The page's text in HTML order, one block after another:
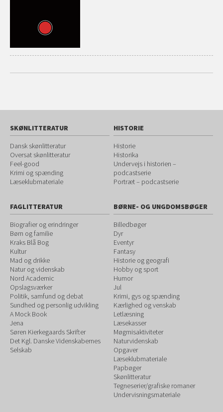
SKØNLITTERATUR
Dansk skønlitteratur
Oversat skønlitteratur
Feel-good
Krimi og spænding
Læseklubmateriale
HISTORIE
Historie
Historika
Undervejs i historien –
podcastserie
Portræt – podcastserie
FAGLITTERATUR
Biografier og erindringer
Børn og familie
Kraks Blå Bog
Kultur
Mad og drikke
Natur og videnskab
Nord Academic
Opslagsværker
Politik, samfund og debat
Sundhed og personlig udvikling
A Mock Book
Jena
Søren Kierkegaards Skrifter
Det Kgl. Danske Videnskabernes
Selskab
BØRNE- OG UNGDOMSBØGER
Billedbøger
Dyr
Eventyr
Fantasy
Historie og geografi
Hobby og sport
Humor
Jul
Krimi, gys og spænding
Kærlighed og venskab
Letlæsning
Læsekasser
Møgmisaktiviteter
Naturvidenskab
Opgaver
Læseklubmateriale
Papbøger
Skønlitteratur
Tegneserier/grafiske romaner
Undervisningsmateriale